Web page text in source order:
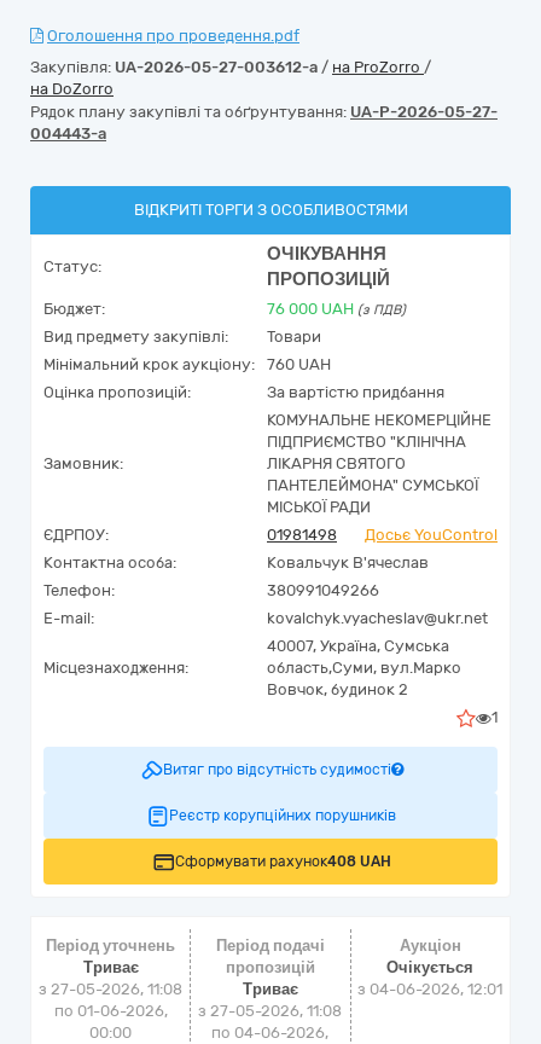
Оголошення про проведення.pdf
Закупівля: UA-2026-05-27-003612-a / на ProZorro /
на DoZorro
Рядок плану закупівлі та обґрунтування: UA-P-2026-05-27-
004443-a
ВІДКРИТІ ТОРГИ З ОСОБЛИВОСТЯМИ
Статус:
ОЧІКУВАННЯ
ПРОПОЗИЦІЙ
Бюджет: 76 000 UAH (з ПДВ)
Вид предмету закупівлі:
Товари
Мінімальний крок аукціону:
760 UAH
Оцінка пропозицій:
За вартістю придбання
Замовник:
КОМУНАЛЬНЕ НЕКОМЕРЦІЙНЕ
ПІДПРИЄМСТВО "КЛІНІЧНА
ЛІКАРНЯ СВЯТОГО
ПАНТЕЛЕЙМОНА" СУМСЬКОЇ
МІСЬКОЇ РАДИ
ЄДРПОУ:
01981498
Досьє YouControl
Контактна особа:
Ковальчук В'ячеслав
Телефон:
380991049266
E-mail:
kovalchyk.vyacheslav@ukr.net
Місцезнаходження:
40007, Україна, Сумська
область,Суми, вул.Марко
Вовчок, будинок 2
1
Витяг про відсутність судимості
Реєстр корупційних порушників
Сформувати рахунок408 UAH
Період уточнень
Триває
з 27-05-2026, 11:08
по 01-06-2026,
00:00
Період подачі
пропозицій
Триває
з 27-05-2026, 11:08
по 04-06-2026,
Аукціон
Очікується
з 04-06-2026, 12:01